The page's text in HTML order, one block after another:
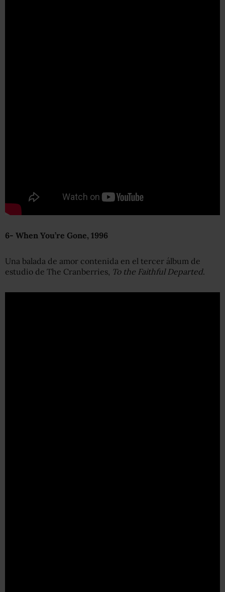
6- When You’re Gone, 1996
Una balada de amor contenida en el tercer álbum de
estudio de The Cranberries, To the Faithful Departed.